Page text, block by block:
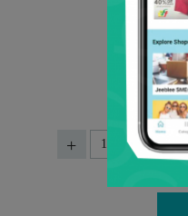
كمية
+